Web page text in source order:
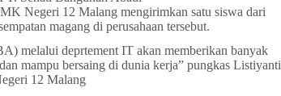
Negeri 12 Malang mengirimkan satu siswa dari
magang di perusahaan tersebut.
melalui deprtement IT akan memberikan banyak
mampu bersaing di dunia kerja” pungkas Listiyanti
12 Malang